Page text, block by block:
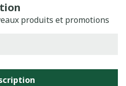
produits et promotions